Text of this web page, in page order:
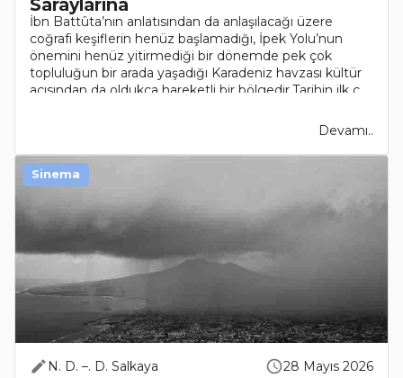
Saraylarına
İbn Battûta’nın anlatısından da anlaşılacağı üzere
coğrafi keşiflerin henüz başlamadığı, İpek Yolu’nun
önemini henüz yitirmediği bir dönemde pek çok
topluluğun bir arada yaşadığı Karadeniz havzası kültür
açısından da oldukça hareketli bir bölgedir.Tarihin ilk ç..
Devamı..
N. D. –. D. Salkaya 28 Mayıs 2026
Sinema